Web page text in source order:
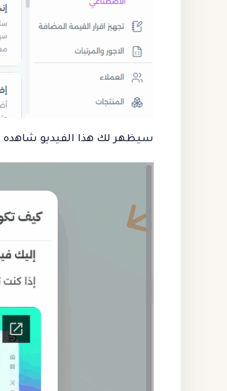
سيظهر لك هذا الفيديو شاهده